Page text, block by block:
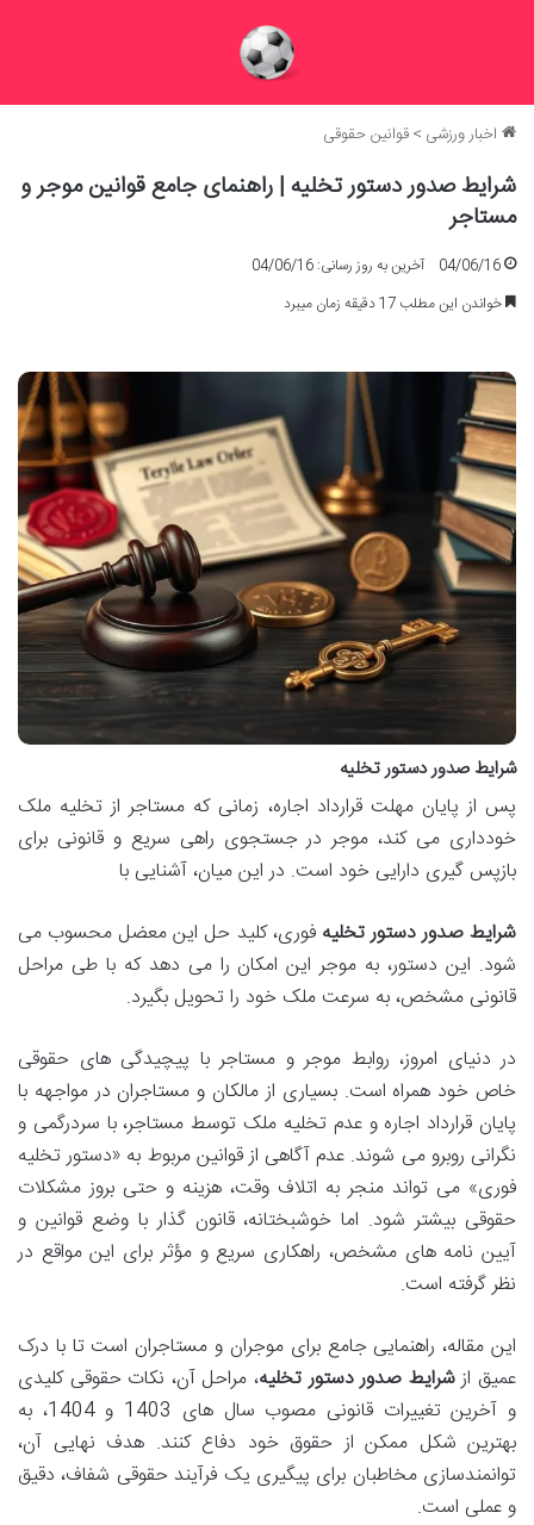
اخبار ورزشی >قوانین حقوقی
شرایط صدور دستور تخلیه | راهنمای جامع قوانین موجر و
مستاجر
04/06/16
آخرین به روز رسانی: 04/06/16
خواندن این مطلب 17 دقیقه زمان میبرد
شرایط صدور دستور تخلیه
پس از پایان مهلت قرارداد اجاره، زمانی که مستاجر از تخلیه ملک
خودداری می کند، موجر در جستجوی راهی سریع و قانونی برای
بازپس گیری دارایی خود است. در این میان، آشنایی با
شرایط صدور دستور تخلیه فوری، کلید حل این معضل محسوب می
شود. این دستور، به موجر این امکان را می دهد که با طی مراحل
قانونی مشخص، به سرعت ملک خود را تحویل بگیرد.
در دنیای امروز، روابط موجر و مستاجر با پیچیدگی های حقوقی
خاص خود همراه است. بسیاری از مالکان و مستاجران در مواجهه با
پایان قرارداد اجاره و عدم تخلیه ملک توسط مستاجر، با سردرگمی و
نگرانی روبرو می شوند. عدم آگاهی از قوانین مربوط به «دستور تخلیه
فوری» می تواند منجر به اتلاف وقت، هزینه و حتی بروز مشکلات
حقوقی بیشتر شود. اما خوشبختانه، قانون گذار با وضع قوانین و
آیین نامه های مشخص، راهکاری سریع و مؤثر برای این مواقع در
نظر گرفته است.
این مقاله، راهنمایی جامع برای موجران و مستاجران است تا با درک
عمیق ازشرایط صدور دستور تخلیه، مراحل آن، نکات حقوقی کلیدی
و آخرین تغییرات قانونی مصوب سال های 1403 و 1404، به
بهترین شکل ممکن از حقوق خود دفاع کنند. هدف نهایی آن،
توانمندسازی مخاطبان برای پیگیری یک فرآیند حقوقی شفاف، دقیق
و عملی است.